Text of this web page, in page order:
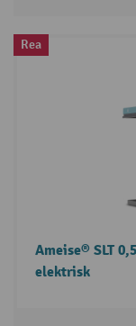
Rea
Ameise® SLT
elektrisk